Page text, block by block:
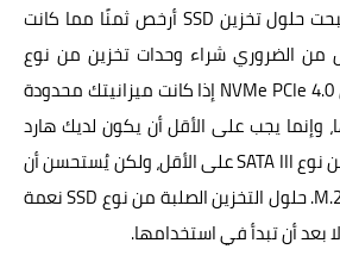
من حسن الحظ، لقد أصبحت حلول تخزين SSD أرخص ثمنًا مما كانت
الضروري شراء وحدات تخزين من نوع
NVMe PCIe 5.0 أو حتى NVMe PCIe 4.0 إذا كانت ميزانيتك محدودة
وإنما يجب على الأقل أن يكون لديك هارد
واحد SSD في جهازك، من نوع SATA III على الأقل، ولكن يُستحسن أن
يكون من نوع M.2 PCIe 3.0. حلول التخزين الصلبة من نوع SSD نعمة
بعد أن تبدأ في استخدامها.